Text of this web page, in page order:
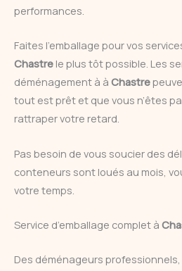
performances.
Faites l’emballage pour vos
Chastre le plus tôt possible. Les
déménagement à à Chastre
tout est prêt et que vous n’êtes
rattraper votre retard.
Pas besoin de vous soucier des
conteneurs sont loués au mois,
votre temps.
Service d’emballage complet à
Des déménageurs